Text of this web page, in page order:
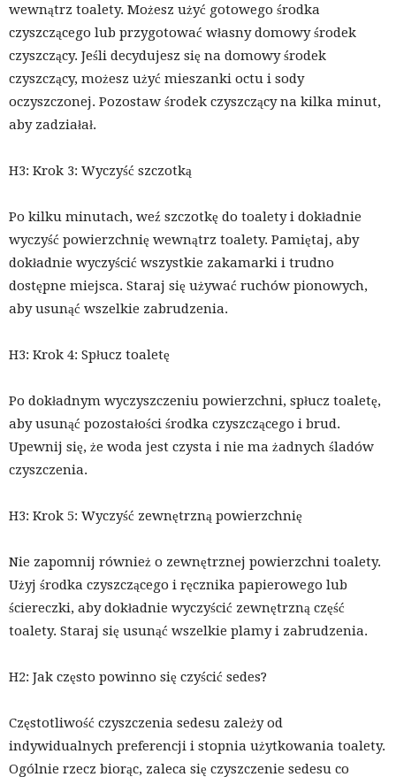
wewnątrz toalety. Możesz użyć gotowego środka
czyszczącego lub przygotować własny domowy środek
czyszczący. Jeśli decydujesz się na domowy środek
czyszczący, możesz użyć mieszanki octu i sody
oczyszczonej. Pozostaw środek czyszczący na kilka minut,
aby zadziałał.
H3: Krok 3: Wyczyść szczotką
Po kilku minutach, weź szczotkę do toalety i dokładnie
wyczyść powierzchnię wewnątrz toalety. Pamiętaj, aby
dokładnie wyczyścić wszystkie zakamarki i trudno
dostępne miejsca. Staraj się używać ruchów pionowych,
aby usunąć wszelkie zabrudzenia.
H3: Krok 4: Spłucz toaletę
Po dokładnym wyczyszczeniu powierzchni, spłucz toaletę,
aby usunąć pozostałości środka czyszczącego i brud.
Upewnij się, że woda jest czysta i nie ma żadnych śladów
czyszczenia.
H3: Krok 5: Wyczyść zewnętrzną powierzchnię
Nie zapomnij również o zewnętrznej powierzchni toalety.
Użyj środka czyszczącego i ręcznika papierowego lub
ściereczki, aby dokładnie wyczyścić zewnętrzną część
toalety. Staraj się usunąć wszelkie plamy i zabrudzenia.
H2: Jak często powinno się czyścić sedes?
Częstotliwość czyszczenia sedesu zależy od
indywidualnych preferencji i stopnia użytkowania toalety.
Ogólnie rzecz biorąc, zaleca się czyszczenie sedesu co